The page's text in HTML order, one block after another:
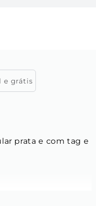
e grátis
prata e com tag e